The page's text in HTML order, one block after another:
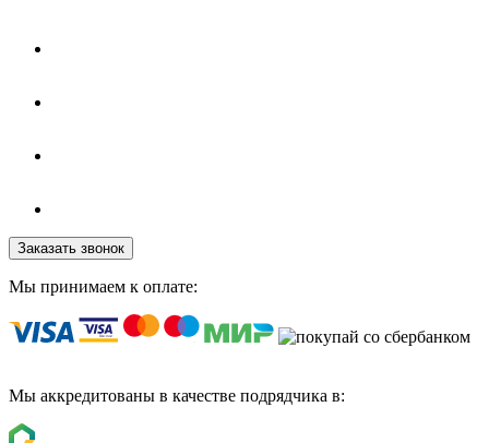
Заказать звонок
Мы принимаем к оплате:
Мы аккредитованы в качестве подрядчика в: